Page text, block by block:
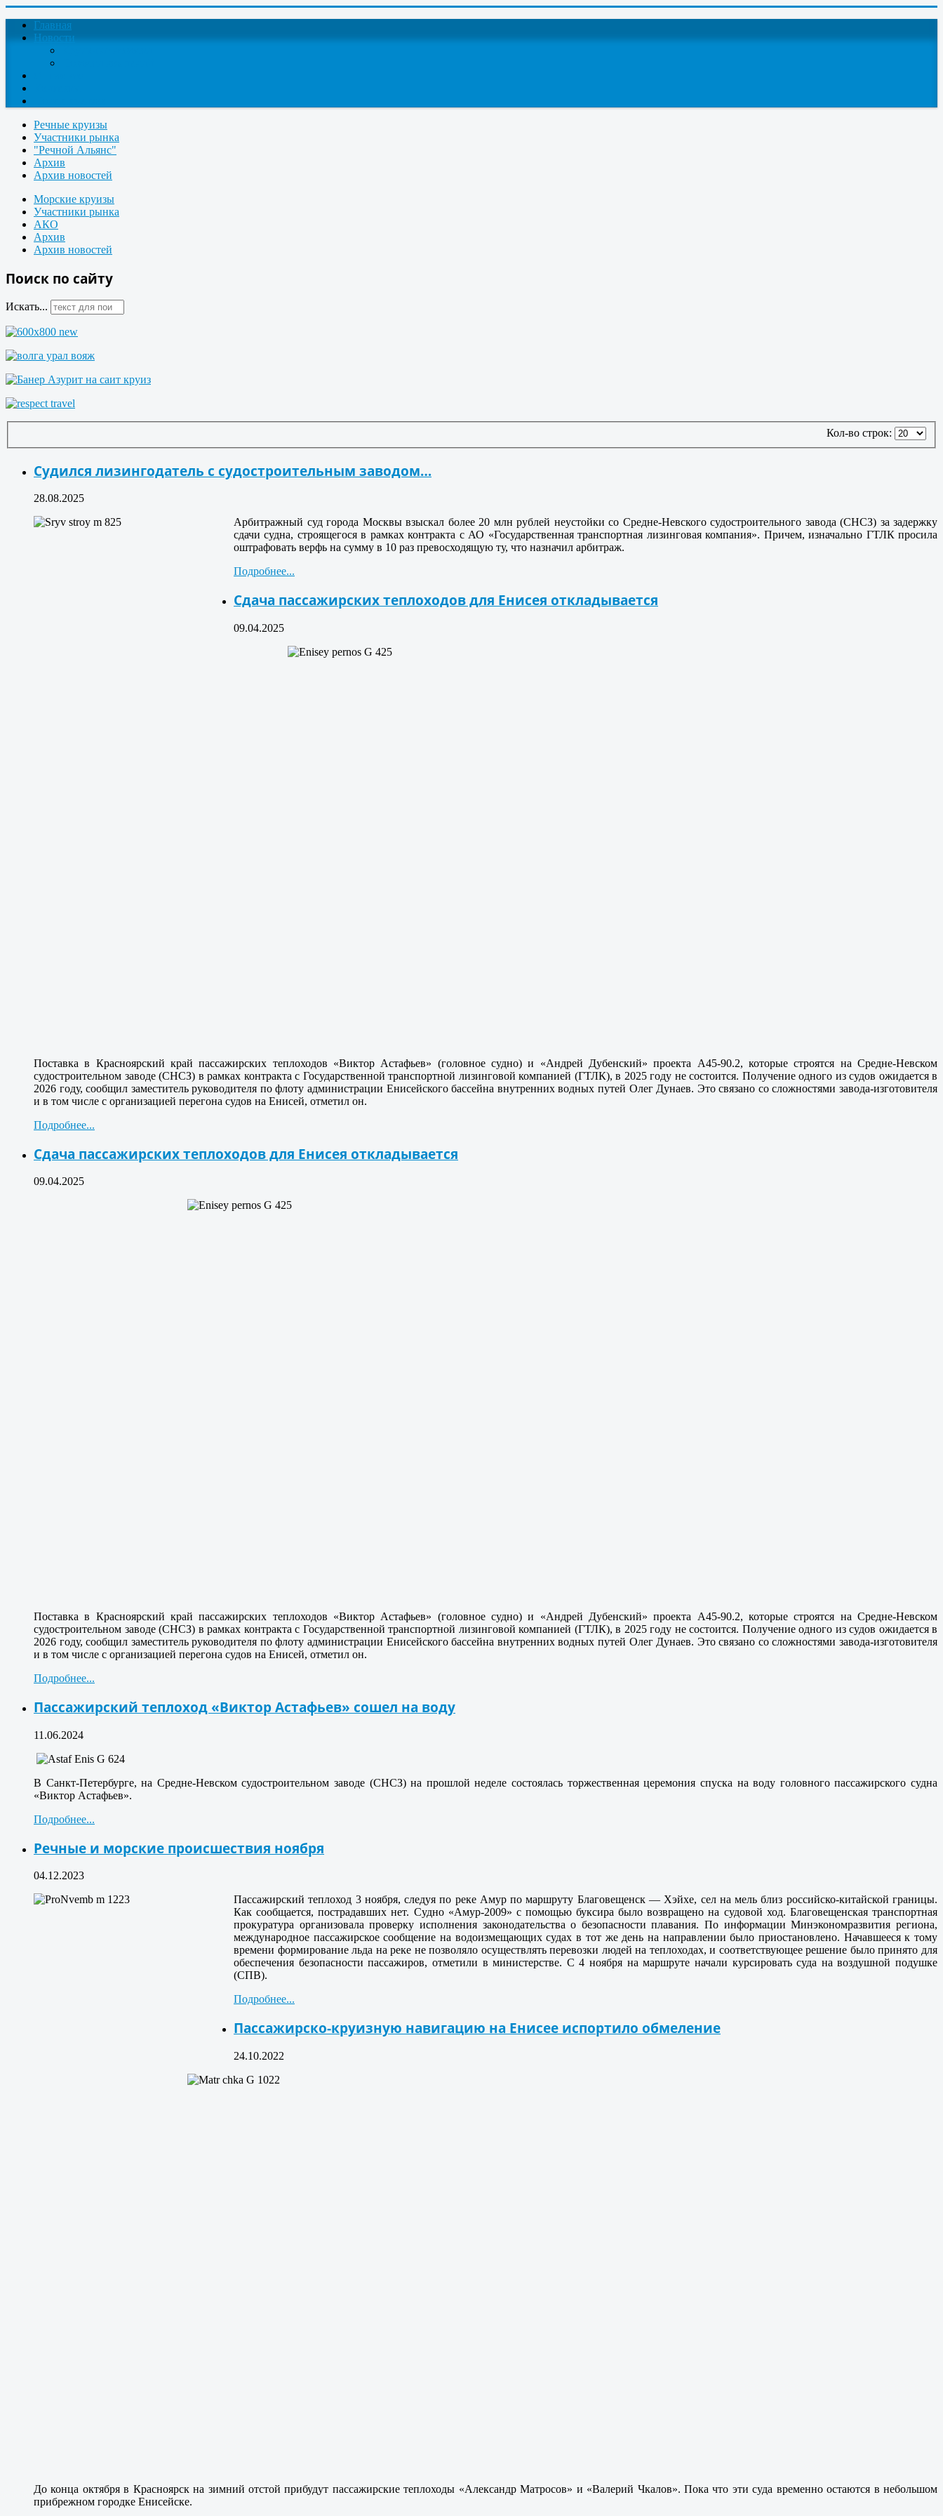
Главная
Новости
Речные круизы
Участники рынка
"Речной Альянс"
Архив
Архив новостей
Морские круизы
Участники рынка
АКО
Архив
Архив новостей
Поиск по сайту
Искать...
Кол-во строк:
Судился лизингодатель с судостроительным заводом…
28.08.2025
Арбитражный суд города Москвы взыскал более 20 млн рублей неустойки со Средне-Невского судостроительного завода (СНСЗ) за задержку
сдачи судна, строящегося в рамках контракта с АО «Государственная транспортная лизинговая компания». Причем, изначально ГТЛК просила
оштрафовать верфь на сумму в 10 раз превосходящую ту, что назначил арбитраж.
Подробнее...
Сдача пассажирских теплоходов для Енисея откладывается
09.04.2025
Поставка в Красноярский край пассажирских теплоходов «Виктор Астафьев» (головное судно) и «Андрей Дубенский» проекта А45-90.2, которые строятся на Средне-Невском
судостроительном заводе (СНСЗ) в рамках контракта с Государственной транспортной лизинговой компанией (ГТЛК), в 2025 году не состоится. Получение одного из судов ожидается в
2026 году, сообщил заместитель руководителя по флоту администрации Енисейского бассейна внутренних водных путей Олег Дунаев. Это связано со сложностями завода-изготовителя
и в том числе с организацией перегона судов на Енисей, отметил он.
Подробнее...
Сдача пассажирских теплоходов для Енисея откладывается
09.04.2025
Поставка в Красноярский край пассажирских теплоходов «Виктор Астафьев» (головное судно) и «Андрей Дубенский» проекта А45-90.2, которые строятся на Средне-Невском
судостроительном заводе (СНСЗ) в рамках контракта с Государственной транспортной лизинговой компанией (ГТЛК), в 2025 году не состоится. Получение одного из судов ожидается в
2026 году, сообщил заместитель руководителя по флоту администрации Енисейского бассейна внутренних водных путей Олег Дунаев. Это связано со сложностями завода-изготовителя
и в том числе с организацией перегона судов на Енисей, отметил он.
Подробнее...
Пассажирский теплоход «Виктор Астафьев» сошел на воду
11.06.2024
В Санкт-Петербурге, на Средне-Невском судостроительном заводе (СНСЗ) на прошлой неделе состоялась торжественная церемония спуска на воду головного пассажирского судна
«Виктор Астафьев».
Подробнее...
Речные и морские происшествия ноября
04.12.2023
Пассажирский теплоход 3 ноября, следуя по реке Амур по маршруту Благовещенск — Хэйхе, сел на мель близ российско-китайской границы.
Как сообщается, пострадавших нет. Судно «Амур-2009» с помощью буксира было возвращено на судовой ход. Благовещенская транспортная
прокуратура организовала проверку исполнения законодательства о безопасности плавания. По информации Минэкономразвития региона,
международное пассажирское сообщение на водоизмещающих судах в тот же день на направлении было приостановлено. Начавшееся к тому
времени формирование льда на реке не позволяло осуществлять перевозки людей на теплоходах, и соответствующее решение было принято для
обеспечения безопасности пассажиров, отметили в министерстве. С 4 ноября на маршруте начали курсировать суда на воздушной подушке
(СПВ).
Подробнее...
Пассажирско-круизную навигацию на Енисее испортило обмеление
24.10.2022
До конца октября в Красноярск на зимний отстой прибудут пассажирские теплоходы «Александр Матросов» и «Валерий Чкалов». Пока что эти суда временно остаются в небольшом
прибрежном городке Енисейске.